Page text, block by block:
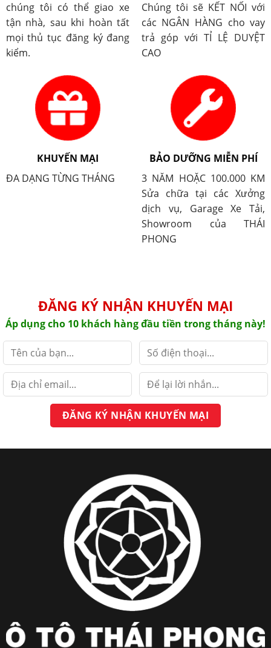
chúng tôi có thể giao xe
tận nhà, sau khi hoàn tất
mọi thủ tục đăng ký đang
kiểm.
Chúng tôi sẽ KẾT NỐI với
các NGÂN HÀNG cho vay
trả góp với TỈ LỆ DUYỆT
CAO
KHUYẾN MẠI
ĐA DẠNG TỪNG THÁNG
BẢO DƯỠNG MIỄN PHÍ
3 NĂM HOẶC 100.000 KM
Sửa chữa tại các Xưởng
dịch vụ, Garage Xe Tải,
Showroom của THÁI
PHONG
ĐĂNG KÝ NHẬN KHUYẾN MẠI
Áp dụng cho 10 khách hàng đầu tiền trong tháng này!